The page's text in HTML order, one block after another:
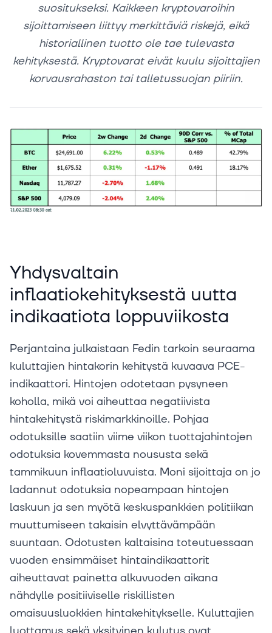
suositukseksi. Kaikkeen kryptovaroihin
sijoittamiseen liittyy merkittäviä riskejä, eikä
historiallinen tuotto ole tae tulevasta
kehityksestä. Kryptovarat eivät kuulu sijoittajien
korvausrahaston tai talletussuojan piiriin.
Yhdysvaltain
inflaatiokehityksestä uutta
indikaatiota loppuviikosta
Perjantaina julkaistaan Fedin tarkoin seuraama
kuluttajien hintakorin kehitystä kuvaava PCE-
indikaattori. Hintojen odotetaan pysyneen
koholla, mikä voi aiheuttaa negatiivista
hintakehitystä riskimarkkinoille. Pohjaa
odotuksille saatiin viime viikon tuottajahintojen
odotuksia kovemmasta noususta sekä
tammikuun inflaatioluvuista. Moni sijoittaja on jo
ladannut odotuksia nopeampaan hintojen
laskuun ja sen myötä keskuspankkien politiikan
muuttumiseen takaisin elvyttävämpään
suuntaan. Odotusten kaltaisina toteutuessaan
vuoden ensimmäiset hintaindikaattorit
aiheuttavat painetta alkuvuoden aikana
nähdylle positiiviselle riskillisten
omaisuusluokkien hintakehitykselle. Kuluttajien